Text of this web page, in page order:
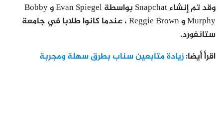
وقد تم إنشاء Snapchat بواسطة Evan Spiegel و Bobby
Murphy و Reggie Brown ، عندما كانوا طلابا في جامعة
ستانفورد.
اقرأ أيضا:زيادة متابعين سناب بطرق سهلة ومجربة